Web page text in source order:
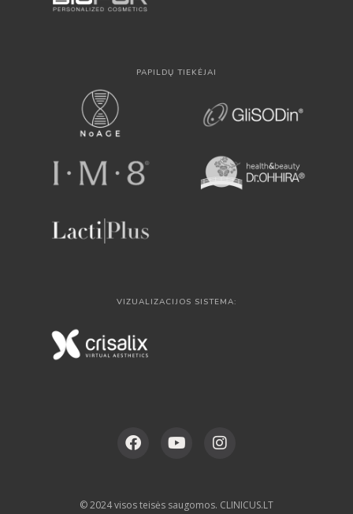
PAPILDŲ TIEKĖJAI
VIZUALIZACIJOS SISTEMA:
© 2024 visos teisės saugomos. CLINICUS.LT